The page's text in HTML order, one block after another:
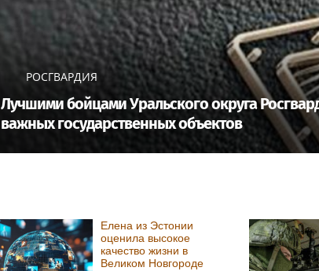
РОСГВАРДИЯ
Лучшими бойцами Уральского округа
важных государственных объектов
Елена из Эстонии
оценила высокое
качество жизни в
Великом Новгороде